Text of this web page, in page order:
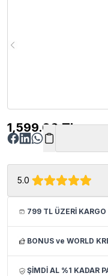
1,599.00 TL
5.0
799 TL ÜZERİ KARGO
BONUS ve WORLD
ŞİMDİ AL %1 KADAR